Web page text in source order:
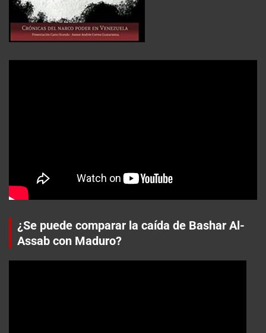
¿Se puede comparar la caída de Bashar Al-
Assab con Maduro?